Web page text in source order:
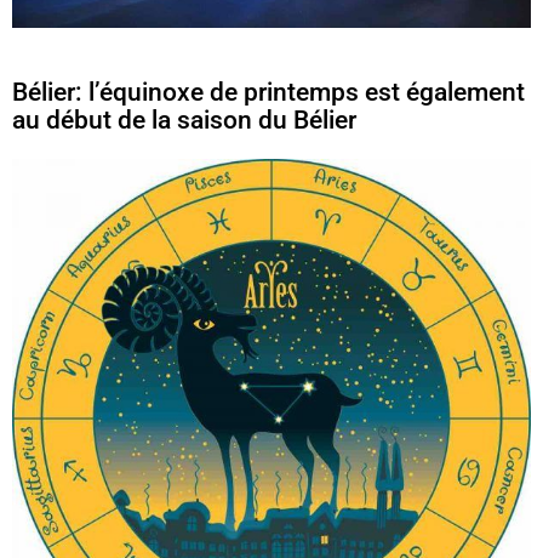
Bélier: l’équinoxe de printemps est également
au début de la saison du Bélier